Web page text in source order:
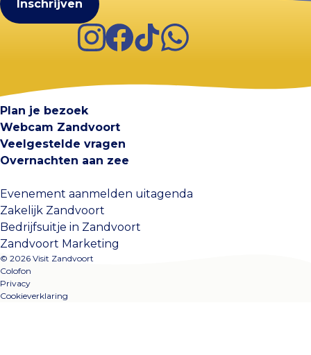
InstagramFacebook
TikTokWhatsApp
Plan je bezoek
Webcam Zandvoort
Veelgestelde vragen
Overnachten aan zee
Evenement aanmelden uitagenda
Zakelijk Zandvoort
Bedrijfsuitje in Zandvoort
Zandvoort Marketing
© 2026 Visit Zandvoort
Colofon
Privacy
Cookieverklaring